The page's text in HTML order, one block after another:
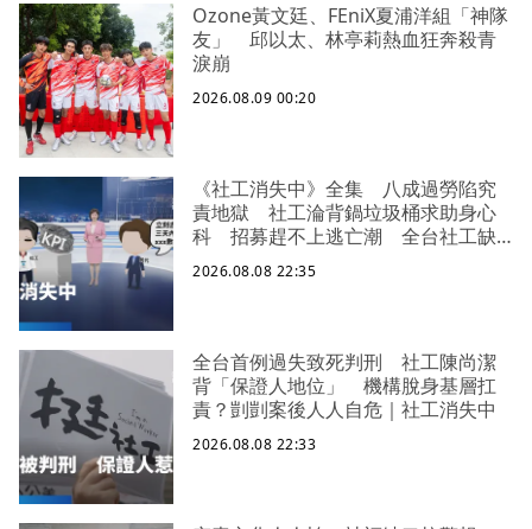
Ozone黃文廷、FEniX夏浦洋組「神隊
友」 邱以太、林亭莉熱血狂奔殺青
淚崩
2026.08.09 00:20
《社工消失中》全集 八成過勞陷究
責地獄 社工淪背鍋垃圾桶求助身心
科 招募趕不上逃亡潮 全台社工缺
口警報 揭薪資回捐黑幕 血汗錢遭
剝削
2026.08.08 22:35
全台首例過失致死判刑 社工陳尚潔
背「保證人地位」 機構脫身基層扛
責？剴剴案後人人自危｜社工消失中
2026.08.08 22:33